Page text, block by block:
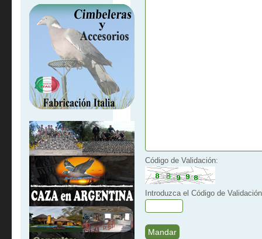
Código de Validación:
Introduzca el Código de